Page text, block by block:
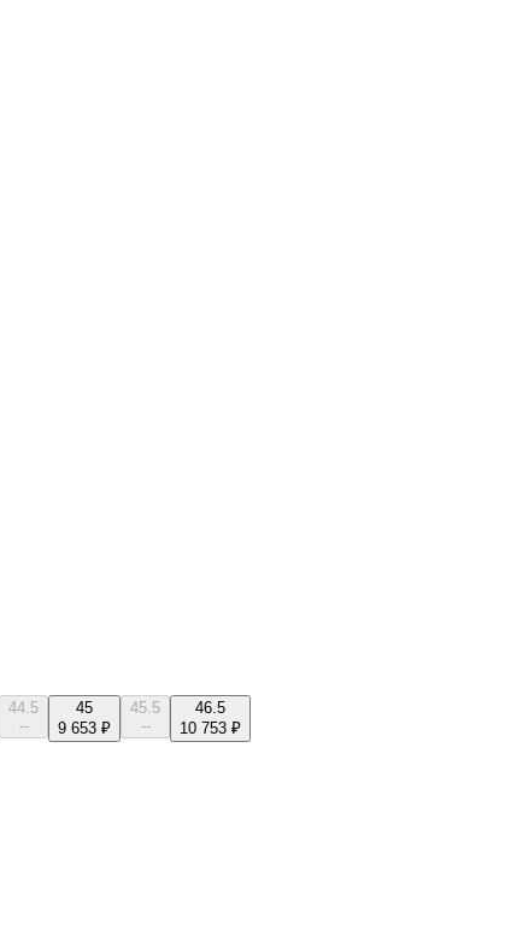
44.5
--
45
9 653 ₽
45.5
--
46.5
10 753 ₽